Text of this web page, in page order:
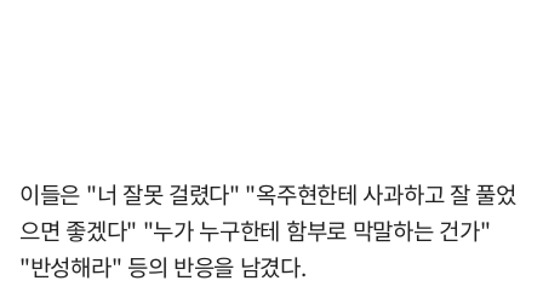
이들은 "너 잘못 걸렸다" "옥주현한테 사과하고 잘 풀었
으면 좋겠다" "누가 누구한테 함부로 막말하는 건가"
"반성해라" 등의 반응을 남겼다.